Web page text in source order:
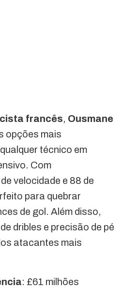
francês, Ousmane
opções mais
técnico em
Com
velocidade e 88 de
para quebrar
de gol. Além disso,
dribles e precisão de pé
atacantes mais
: £61 milhões